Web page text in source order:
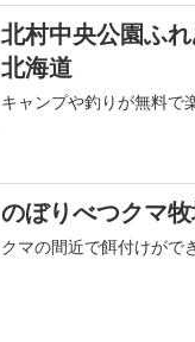
北村中央公園ふ
北海道
キャンプや釣りが無料で
のぼりべつクマ
クマの間近で餌付けがで